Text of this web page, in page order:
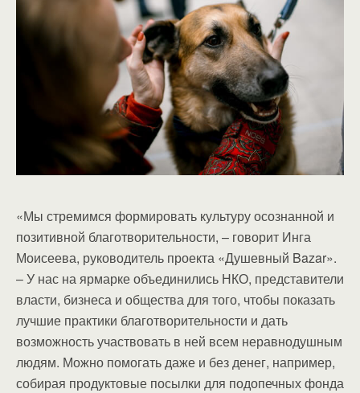
«Мы стремимся формировать культуру осознанной и
позитивной благотворительности, – говорит Инга
Моисеева, руководитель проекта «Душевный Bazar».
– У нас на ярмарке объединились НКО, представители
власти, бизнеса и общества для того, чтобы показать
лучшие практики благотворительности и дать
возможность участвовать в ней всем неравнодушным
людям. Можно помогать даже и без денег, например,
собирая продуктовые посылки для подопечных фонда